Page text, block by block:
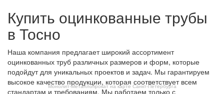
Купить оцинкованные трубы
в Тосно
Наша компания предлагает широкий ассортимент
оцинкованных труб различных размеров и форм, которые
подойдут для уникальных проектов и задач. Мы гарантируем
высокое качество продукции, которая соответствует всем
стандартам и требованиям. Мы работаем только с
Монолит-Металлопрокат на карте Санкт‑Петербурга